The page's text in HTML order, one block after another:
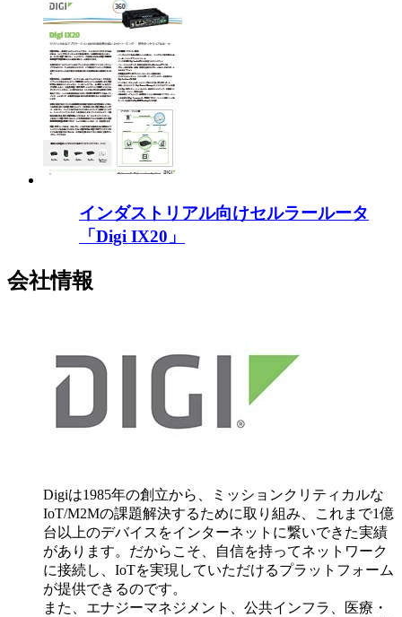
インダストリアル向けセルラールータ
「Digi IX20」
会社情報
Digiは1985年の創立から、ミッションクリティカルな
IoT/M2Mの課題解決するために取り組み、これまで1億
台以上のデバイスをインターネットに繋いできた実績
があります。だからこそ、自信を持ってネットワーク
に接続し、IoTを実現していただけるプラットフォーム
が提供できるのです。
また、エナジーマネジメント、公共インフラ、医療・